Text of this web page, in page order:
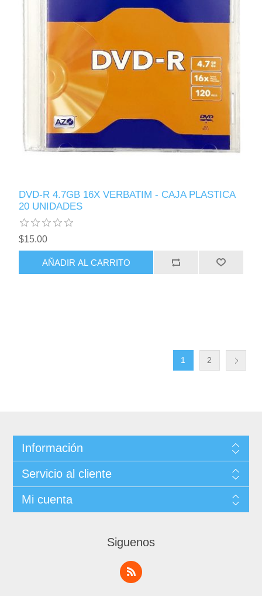
DVD-R 4.7GB 16X VERBATIM - CAJA PLASTICA
20 UNIDADES
$15.00
AÑADIR AL CARRITO
1 2
Información
Servicio al cliente
Mi cuenta
Siguenos